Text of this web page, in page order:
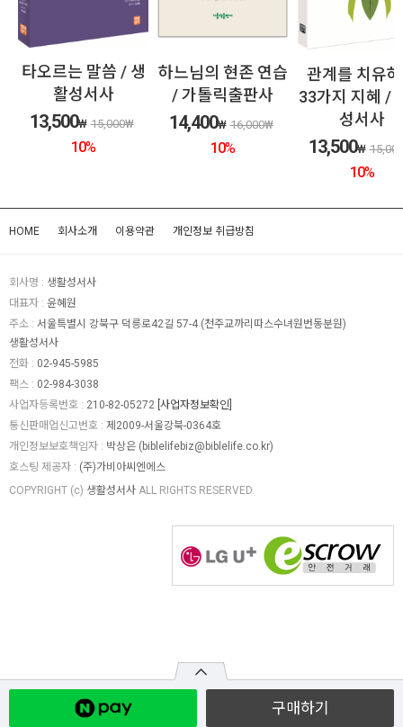
구매하기
하느님의 현존 연습
/ 가톨릭출판사
14,400₩ 16,000₩
10%
관계를 치유하는
33가지 지혜 / 생활
성서사
13,500₩
비아토르 / 생
서사
13,500₩
10%
HOME 회사소개 이용약관 개인정보 취급방침
회사명 : 생활성서사
대표자 : 윤혜원
주소 : 서울특별시 강북구 덕릉로42길 57-4 (천주교까리따스수녀원번동분원)
생활성서사
전화 : 02-945-5985
팩스 : 02-984-3038
사업자등록번호 : 210-82-05272 [사업자정보확인]
통신판매업신고번호 : 제2009-서울강북-0364호
개인정보보호책임자 : 박상은 ( biblelifebiz@biblelife.co.kr)
호스팅 제공자 : (주)가비아씨엔에스
COPYRIGHT (c) 생활성서사 ALL RIGHTS RESERVED.